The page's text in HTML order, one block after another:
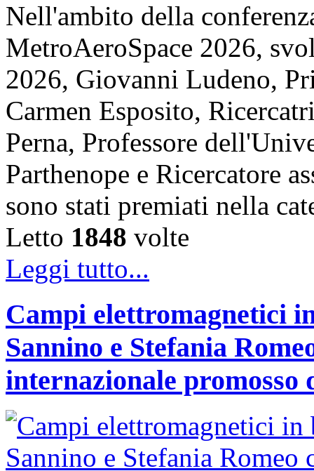
Nell'ambito della
MetroAeroSpace 2026,
2026, Giovanni Ludeno,
Carmen Esposito,
Perna, Professore
Parthenope e Ricercatore
sono stati premiati nella
Letto 1848 volte
Leggi tutto...
Campi elettromagnetici
Sannino e Stefania
internazionale promosso